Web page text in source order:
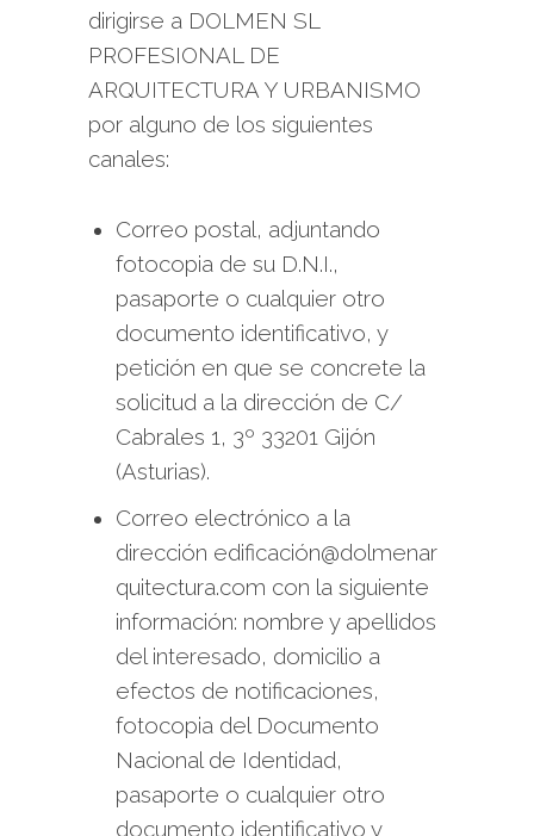
dirigirse a DOLMEN SL
PROFESIONAL DE
ARQUITECTURA Y URBANISMO
por alguno de los siguientes
canales:
Correo postal, adjuntando
fotocopia de su D.N.I.,
pasaporte o cualquier otro
documento identificativo, y
petición en que se concrete la
solicitud a la dirección de C/
Cabrales 1, 3º 33201 Gijón
(Asturias).
Correo electrónico a la
dirección edificación@dolmenar
quitectura.com con la siguiente
información: nombre y apellidos
del interesado, domicilio a
efectos de notificaciones,
fotocopia del Documento
Nacional de Identidad,
pasaporte o cualquier otro
documento identificativo y